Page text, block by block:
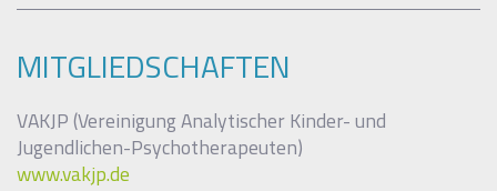
MITGLIEDSCHAFTEN
VAKJP (Vereinigung Analytischer Kinder- und
Jugendlichen-Psychotherapeuten)
www.vakjp.de